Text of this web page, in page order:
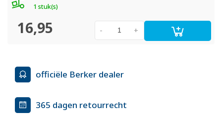
1 stuk(s)
16,95 +
-
officiële Berker dealer
365 dagen retourrecht